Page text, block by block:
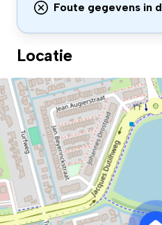
Foute gegevens in
Locatie